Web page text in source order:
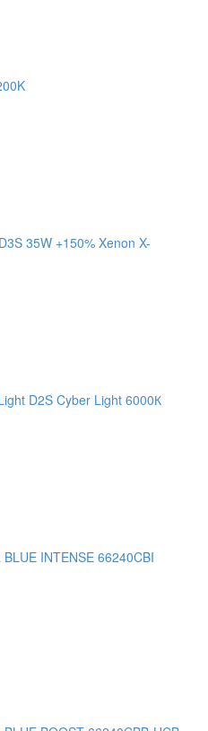
35W +150% Xenon X-
D2S Cyber Light 6000К
INTENSE 66240CBI